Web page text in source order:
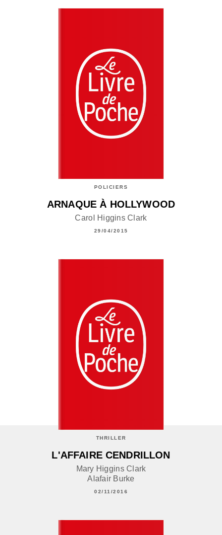
POLICIERS
ARNAQUE À HOLLYWOOD
Carol Higgins Clark
29/04/2015
THRILLER
L'AFFAIRE CENDRILLON
Mary Higgins Clark
Alafair Burke
02/11/2016